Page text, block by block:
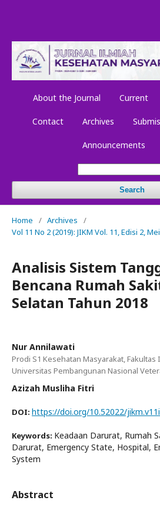
About the Journal Current
Contact Archives
Announcements
Search
Home / Archives
/
Vol 11 No 2 (2019): JIKM Vol. 11, Edisi 2,
Analisis Sistem
Bencana Rumah
Selatan Tahun 2018
Nur Annilawati
Prodi S1 Kesehatan Masyarakat, Fakultas
Universitas Pembangunan Nasional
Azizah Musliha Fitri
DOI: https://doi.org/10.52022/
Keywords: Keadaan Darurat, Rumah
Darurat, Emergency State, Hospital,
System
Abstract